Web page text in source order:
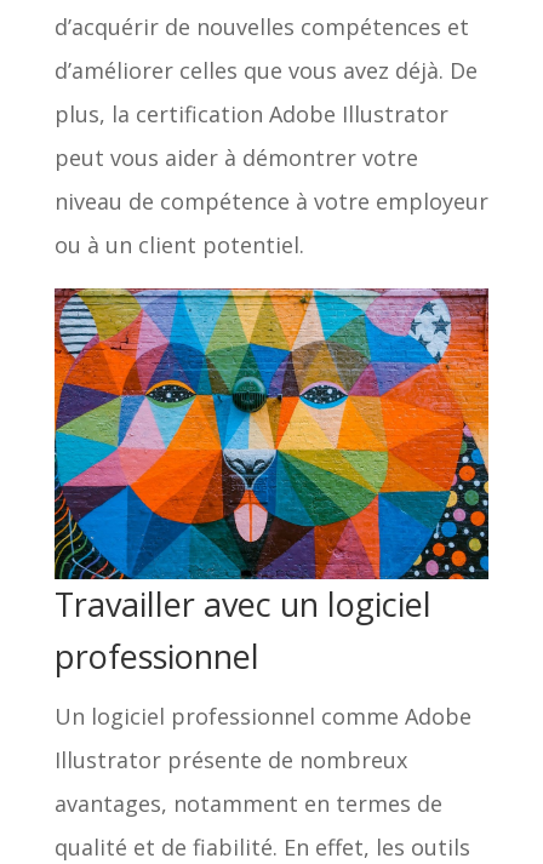
d’acquérir de nouvelles compétences et
d’améliorer celles que vous avez déjà. De
plus, la certification Adobe Illustrator
peut vous aider à démontrer votre
niveau de compétence à votre employeur
ou à un client potentiel.
Travailler avec un logiciel
professionnel
Un logiciel professionnel comme Adobe
Illustrator présente de nombreux
avantages, notamment en termes de
qualité et de fiabilité. En effet, les outils